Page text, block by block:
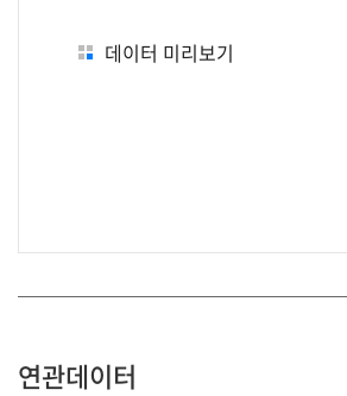
데이터 미리보기
연관데이터